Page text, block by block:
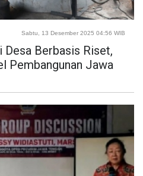
Sabtu, 13 Desember 2025 04:56 WIB
Berbasis Riset,
Pembangunan Jawa